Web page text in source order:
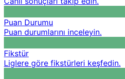
Puan Durumu
Puan durumlarını inceleyin.
Fikstür
Liglere göre fikstürleri keşfedin.